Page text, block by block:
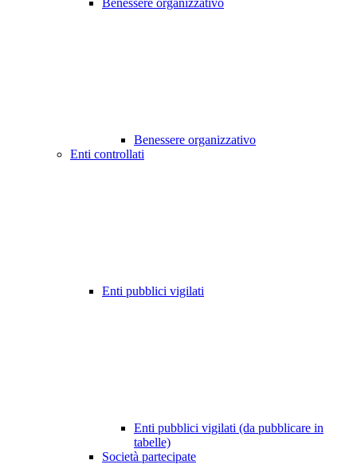
Benessere organizzativo
Benessere organizzativo
Enti controllati
Enti pubblici vigilati
Enti pubblici vigilati (da pubblicare in
tabelle)
Società partecipate